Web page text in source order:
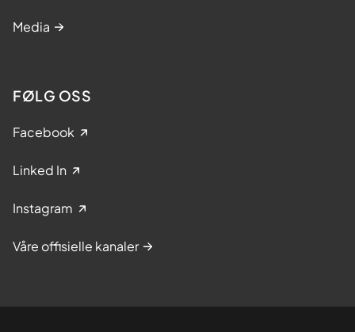
Media
FØLG OSS
Facebook
Linked In
Instagram
Våre offisielle kanaler